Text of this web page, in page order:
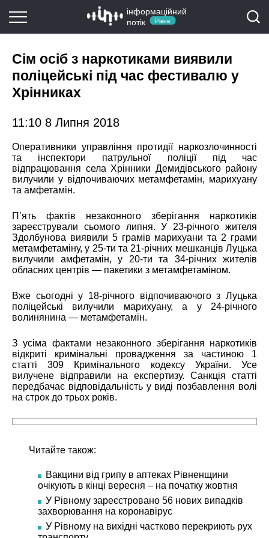
інформаційний
потік
Рівне
Сім осіб з наркотиками виявили
поліцейські під час фестивалю у
Хрінниках
11:10 8 Липня 2018
Оперативники управління протидії наркозлочинності
та інспектори патрульної поліції під час
відпрацювання села Хрінники Демидівського району
вилучили у відпочиваючих метамфетамін, марихуану
та амфетамін.
П’ять фактів незаконного зберігання наркотиків
зареєстрували сьомого липня. У 23-річного жителя
Здолбунова виявили 5 грамів марихуани та 2 грами
метамфетаміну, у 25-ти та 21-річних мешканців Луцька
вилучили амфетамін, у 20-ти та 34-річних жителів
обласних центрів — пакетики з метамфетаміном.
Вже сьогодні у 18-річного відпочиваючого з Луцька
поліцейські вилучили марихуану, а у 24-річного
волинянина — метамфетамін.
З усіма фактами незаконного зберігання наркотиків
відкриті кримінальні провадження за частиною 1
статті 309 Кримінального кодексу України. Усе
вилучене відправили на експертизу. Санкція статті
передбачає відповідальність у виді позбавлення волі
на строк до трьох років.
Читайте також:
Вакцини від грипу в аптеках Рівненщини
очікують в кінці вересня – на початку жовтня
У Рівному зареєстровано 56 нових випадків
захворювання на коронавірус
У Рівному на вихідні частково перекриють рух